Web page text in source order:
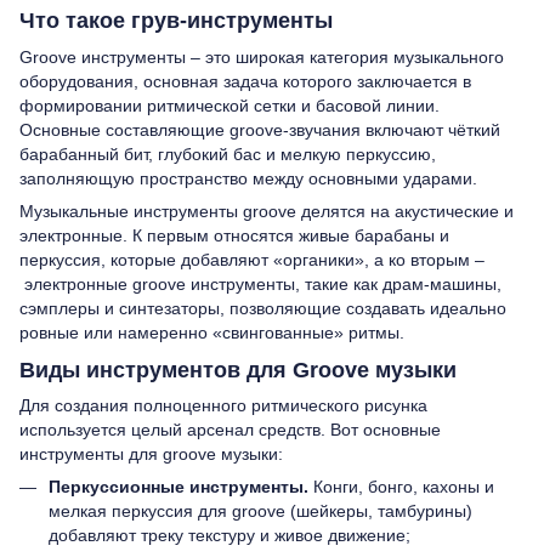
Что такое грув-инструменты
Groove инструменты – это широкая категория музыкального
оборудования, основная задача которого заключается в
формировании ритмической сетки и басовой линии.
Основные составляющие groove-звучания включают чёткий
барабанный бит, глубокий бас и мелкую перкуссию,
заполняющую пространство между основными ударами.
Музыкальные инструменты groove делятся на акустические и
электронные. К первым относятся живые барабаны и
перкуссия, которые добавляют «органики», а ко вторым –
электронные groove инструменты, такие как драм-машины,
сэмплеры и синтезаторы, позволяющие создавать идеально
ровные или намеренно «свингованные» ритмы.
Виды инструментов для Groove музыки
Для создания полноценного ритмического рисунка
используется целый арсенал средств. Вот основные
инструменты для groove музыки:
Перкуссионные инструменты. Конги, бонго, кахоны и
мелкая перкуссия для groove (шейкеры, тамбурины)
добавляют треку текстуру и живое движение;